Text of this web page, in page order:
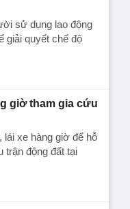
sử dụng lao động
giải quyết chế độ
giờ tham gia cứu
lái xe hàng giờ để hỗ
trận động đất tại